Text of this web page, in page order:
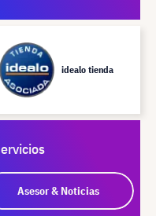
idealo tienda
Asesor & Noticias